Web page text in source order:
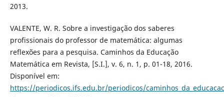
2013.
VALENTE, W. R. Sobre a investigação dos saberes
profissionais do professor de matemática: algumas
reflexões para a pesquisa. Caminhos da Educação
Matemática em Revista, [S.I.], v. 6, n. 1, p. 01-18, 2016.
Disponível em:
https://periodicos.ifs.edu.br/periodicos/